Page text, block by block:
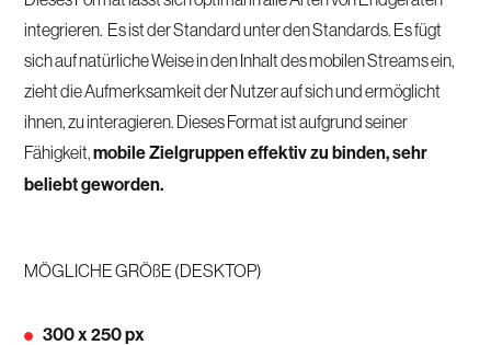
integrieren. Es ist der Standard unter den Standards. Es fügt
sich auf natürliche Weise in den Inhalt des mobilen Streams ein,
zieht die Aufmerksamkeit der Nutzer auf sich und ermöglicht
ihnen, zu interagieren. Dieses Format ist aufgrund seiner
Fähigkeit,mobile Zielgruppen effektiv zu binden, sehr
beliebt geworden.
MÖGLICHE GRÖßE (DESKTOP)
300 x 250 px